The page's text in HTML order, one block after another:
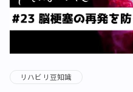
リハビリ豆知識